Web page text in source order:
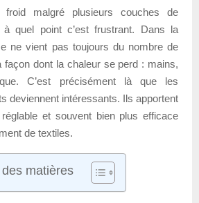
malgré plusieurs couches de
quel point c’est frustrant. Dans la
ne vient pas toujours du nombre de
dont la chaleur se perd : mains,
C’est précisément là que les
deviennent intéressants. Ils apportent
et souvent bien plus efficace
de textiles.
des matières